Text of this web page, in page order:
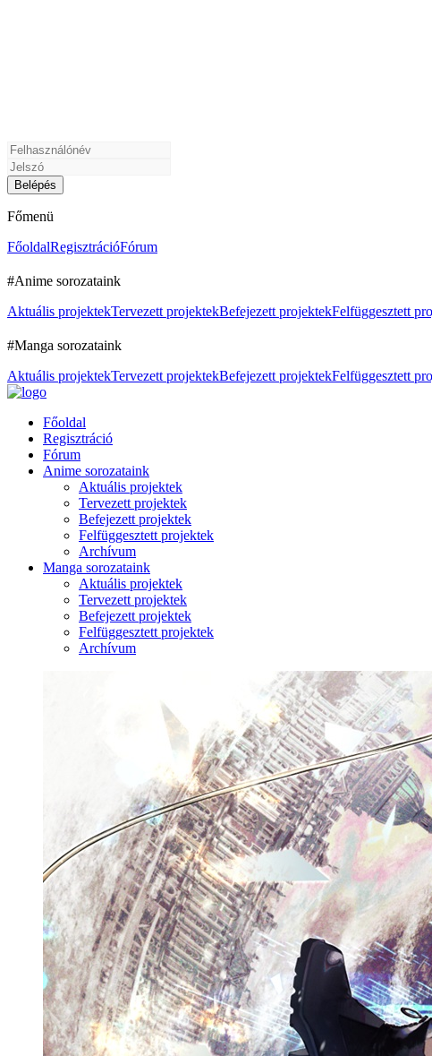
Főmenü
FőoldalRegisztrációFórum
#Anime sorozataink
Aktuális projektekTervezett projektekBefejezett projektekFelfüggesztett
#Manga sorozataink
Aktuális projektekTervezett projektekBefejezett projektekFelfüggesztett
Főoldal
Regisztráció
Fórum
Anime sorozataink
Aktuális projektek
Tervezett projektek
Befejezett projektek
Felfüggesztett projektek
Archívum
Manga sorozataink
Aktuális projektek
Tervezett projektek
Befejezett projektek
Felfüggesztett projektek
Archívum